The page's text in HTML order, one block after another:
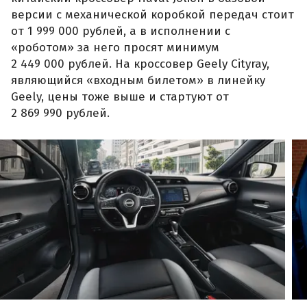
версии с механической коробкой передач стоит
от 1 999 000 рублей, а в исполнении с
«роботом» за него просят минимум
2 449 000 рублей. На кроссовер Geely Cityray,
являющийся «входным билетом» в линейку
Geely, цены тоже выше и стартуют от
2 869 990 рублей.